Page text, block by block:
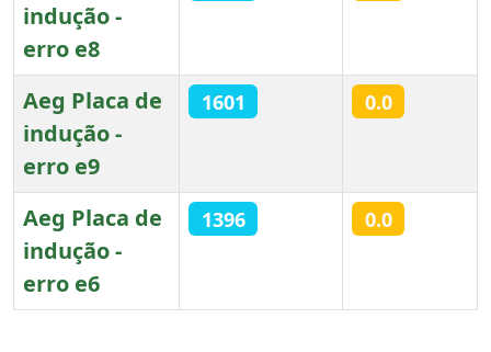
indução -
erro e8
Aeg Placa de
indução -
erro e9
1601 0.0
Aeg Placa de
indução -
erro e6
1396 0.0